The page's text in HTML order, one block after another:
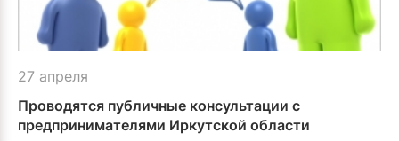
27 апреля
Проводятся публичные консультации с
предпринимателями Иркутской области